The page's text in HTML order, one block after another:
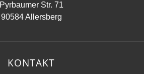
Pyrbaumer Str. 71
90584 Allersberg
KONTAKT